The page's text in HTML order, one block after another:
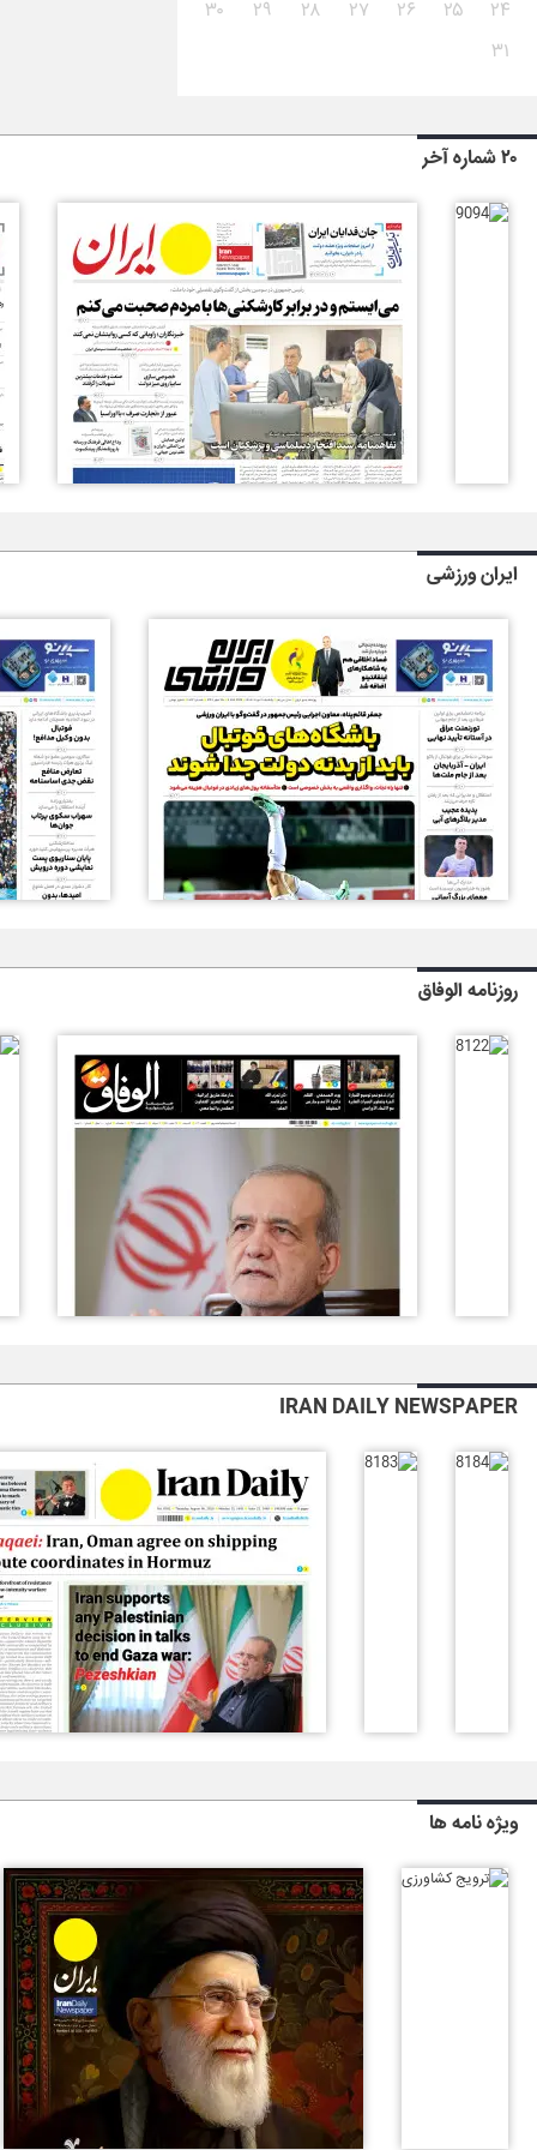
۲۴ ۲۵ ۲۶ ۲۷ ۲۸ ۲۹
۳۰
۳۱
۲۰ شماره آخر
ایران ورزشی
روزنامه الوفاق
IRAN DAILY NEWSPAPER
ویژه نامه ها